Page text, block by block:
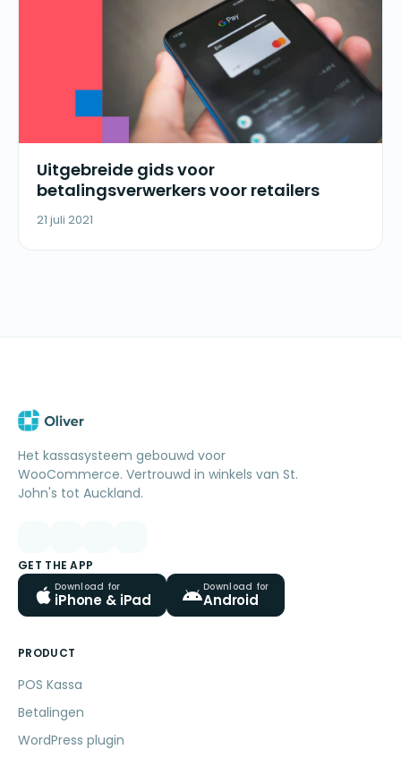
Uitgebreide gids voor
betalingsverwerkers voor retailers
21 juli 2021
Het kassasysteem gebouwd voor
WooCommerce. Vertrouwd in winkels van St.
John's tot Auckland.
GET THE APP
Download for
iPhone & iPad
Download for
Android
PRODUCT
POS Kassa
Betalingen
WordPress plugin